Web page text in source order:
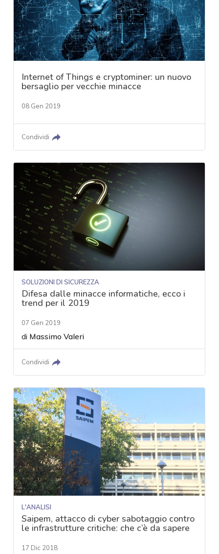
Internet of Things e cryptominer: un nuovo
bersaglio per vecchie minacce
08 Gen 2019
Condividi
SOLUZIONI DI SICUREZZA
Difesa dalle minacce informatiche, ecco i
trend per il 2019
07 Gen 2019
di Massimo Valeri
Condividi
L'ANALISI
Saipem, attacco di cyber sabotaggio contro
le infrastrutture critiche: che c’è da sapere
17 Dic 2018